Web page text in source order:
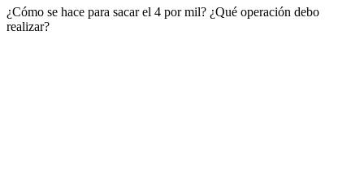
¿Cómo se hace para sacar el 4 por mil? ¿Qué operación debo
realizar?